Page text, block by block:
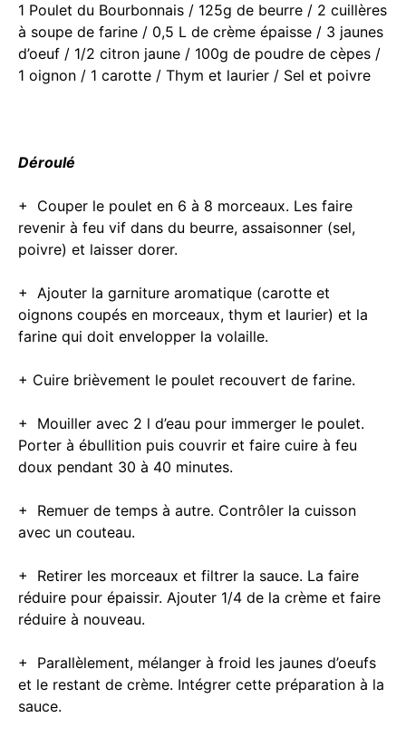
1 Poulet du Bourbonnais / 125g de beurre / 2 cuillères
à soupe de farine / 0,5 L de crème épaisse / 3 jaunes
d’oeuf / 1/2 citron jaune / 100g de poudre de cèpes /
1 oignon / 1 carotte / Thym et laurier / Sel et poivre
Déroulé
+ Couper le poulet en 6 à 8 morceaux. Les faire
revenir à feu vif dans du beurre, assaisonner (sel,
poivre) et laisser dorer.
+ Ajouter la garniture aromatique (carotte et
oignons coupés en morceaux, thym et laurier) et la
farine qui doit envelopper la volaille.
+ Cuire brièvement le poulet recouvert de farine.
+ Mouiller avec 2 l d’eau pour immerger le poulet.
Porter à ébullition puis couvrir et faire cuire à feu
doux pendant 30 à 40 minutes.
+ Remuer de temps à autre. Contrôler la cuisson
avec un couteau.
+ Retirer les morceaux et filtrer la sauce. La faire
réduire pour épaissir. Ajouter 1/4 de la crème et faire
réduire à nouveau.
+ Parallèlement, mélanger à froid les jaunes d’oeufs
et le restant de crème. Intégrer cette préparation à la
sauce.